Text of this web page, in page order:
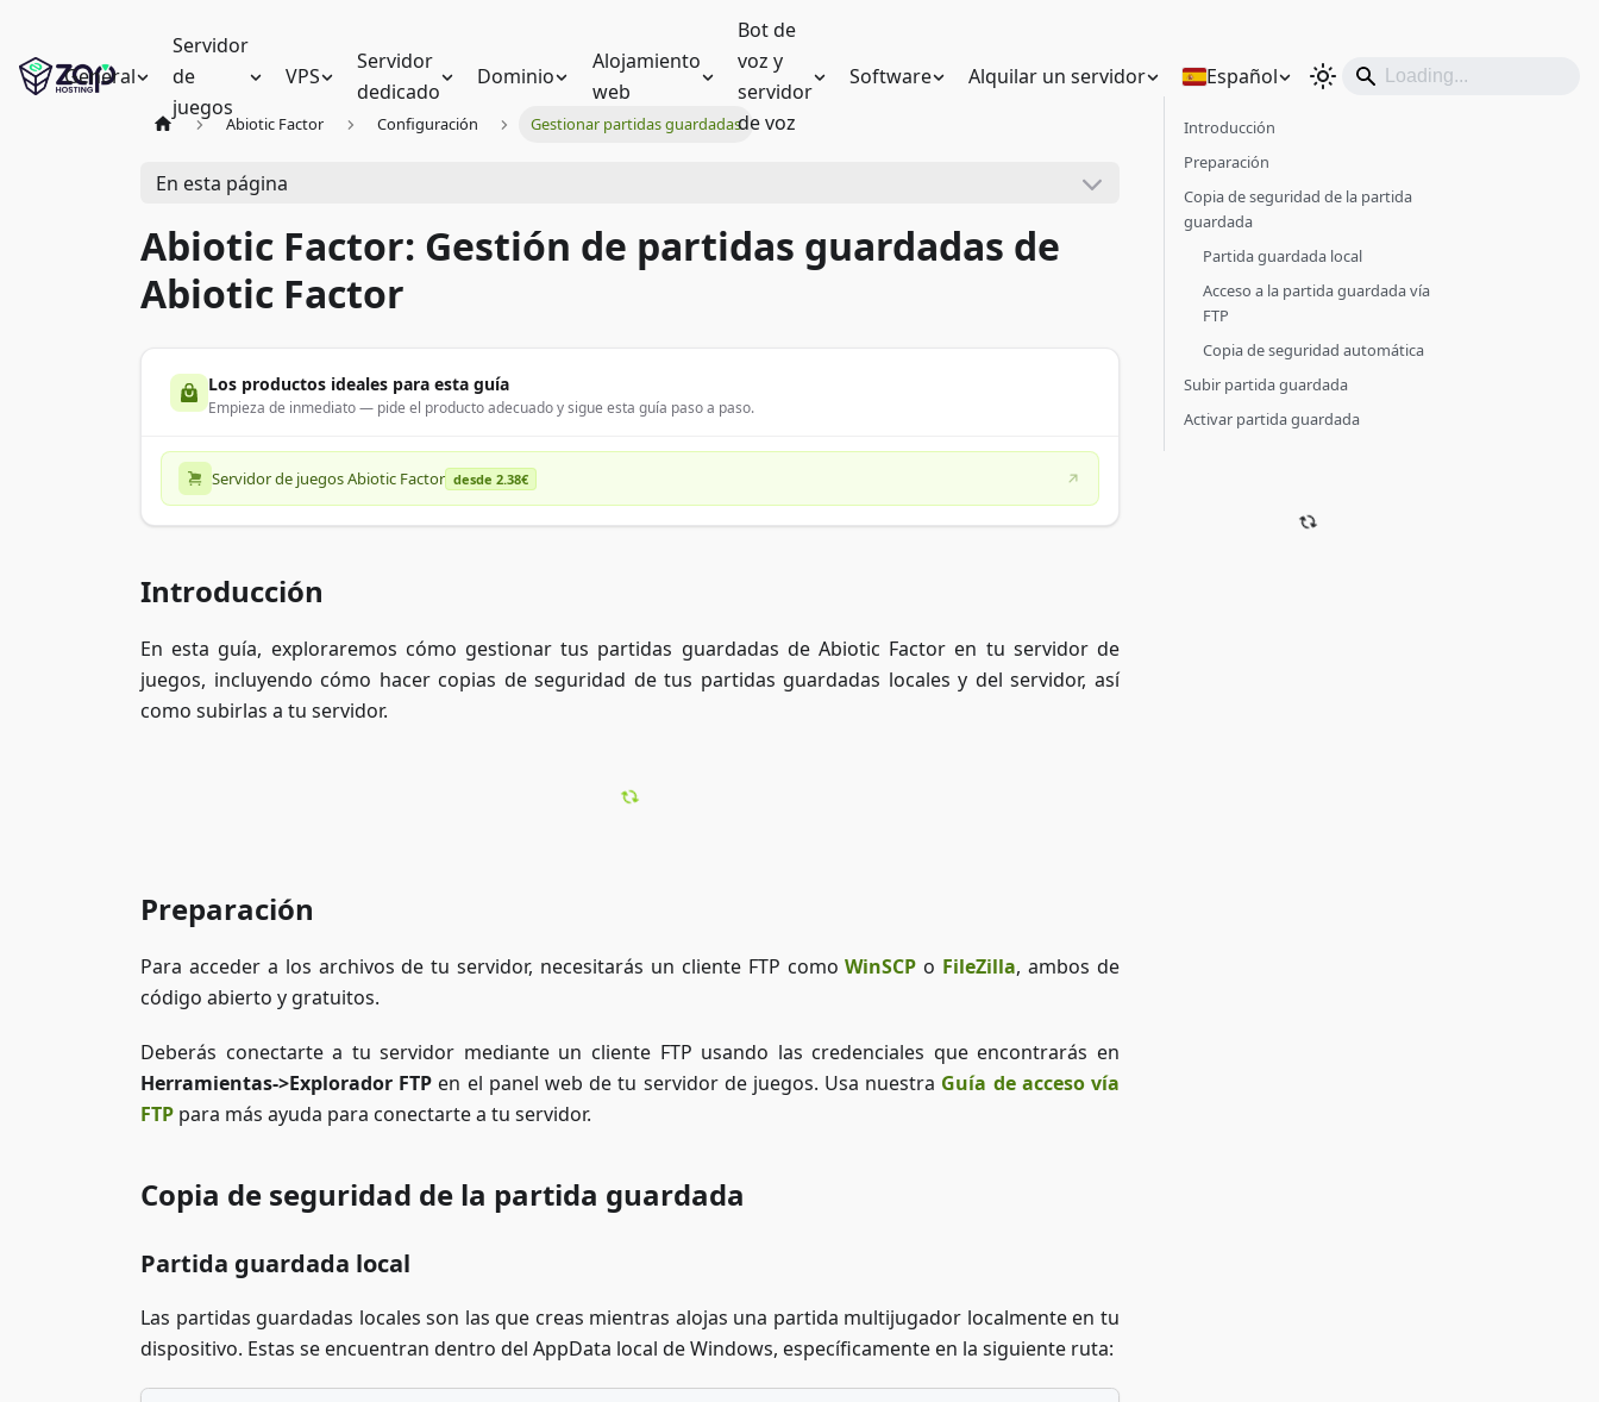
General
Servidor
de
juegos
VPS
Servidor
dedicado
Dominio
Alojamiento
web
Bot de
voz y
servidor
de voz
Software Alquilar un servidor Español
Abiotic Factor Configuración Gestionar partidas guardadas
En esta página
Abiotic Factor: Gestión de partidas guardadas de
Abiotic Factor
Los productos ideales para esta guía
Empieza de inmediato — pide el producto adecuado y sigue esta guía paso a paso.
Servidor de juegos Abiotic Factor desde 2.38€
Introducción
En esta guía, exploraremos cómo gestionar tus partidas guardadas de Abiotic Factor en tu servidor de
juegos, incluyendo cómo hacer copias de seguridad de tus partidas guardadas locales y del servidor, así
como subirlas a tu servidor.
Preparación
Para acceder a los archivos de tu servidor, necesitarás un cliente FTP comoWinSCP o FileZilla, ambos de
código abierto y gratuitos.
Deberás conectarte a tu servidor mediante un cliente FTP usando las credenciales que encontrarás en
Herramientas->Explorador FTP en el panel web de tu servidor de juegos. Usa nuestra Guía de acceso vía
FTP para más ayuda para conectarte a tu servidor.
Copia de seguridad de la partida guardada
Partida guardada local
Las partidas guardadas locales son las que creas mientras alojas una partida multijugador localmente en tu
dispositivo. Estas se encuentran dentro del AppData local de Windows, específicamente en la siguiente ruta:
Introducción
Preparación
Copia de seguridad de la partida
guardada
Partida guardada local
Acceso a la partida guardada vía
FTP
Copia de seguridad automática
Subir partida guardada
Activar partida guardada